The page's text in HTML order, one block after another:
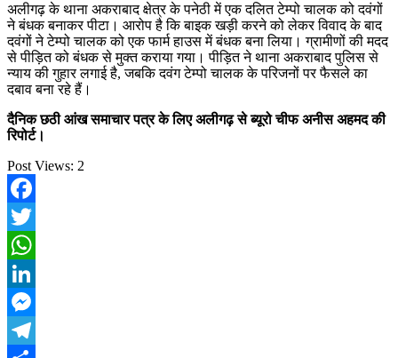
अलीगढ़ के थाना अकराबाद क्षेत्र के पनेठी में एक दलित टेम्पो चालक को दवंगों
ने बंधक बनाकर पीटा। आरोप है कि बाइक खड़ी करने को लेकर विवाद के बाद
दवंगों ने टेम्पो चालक को एक फार्म हाउस में बंधक बना लिया। ग्रामीणों की मदद
से पीड़ित को बंधक से मुक्त कराया गया। पीड़ित ने थाना अकराबाद पुलिस से
न्याय की गुहार लगाई है, जबकि दवंग टेम्पो चालक के परिजनों पर फैसले का
दबाव बना रहे हैं।
दैनिक छठी आंख समाचार पत्र के लिए अलीगढ़ से ब्यूरो चीफ अनीस अहमद की
रिपोर्ट।
Post Views: 2
Facebook
Twitter
WhatsApp
LinkedIn
Messenger